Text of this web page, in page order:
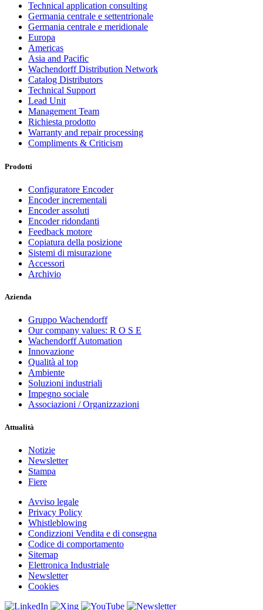
Technical application consulting
Germania centrale e settentrionale
Germania centrale e meridionale
Europa
Americas
Asia and Pacific
Wachendorff Distribution Network
Catalog Distributors
Technical Support
Lead Unit
Management Team
Richiesta prodotto
Warranty and repair processing
Compliments & Criticism
Prodotti
Configuratore Encoder
Encoder incrementali
Encoder assoluti
Encoder ridondanti
Feedback motore
Copiatura della posizione
Sistemi di misurazione
Accessori
Archivio
Azienda
Gruppo Wachendorff
Our company values: R O S E
Wachendorff Automation
Innovazione
Qualità al top
Ambiente
Soluzioni industriali
Impegno sociale
Associazioni / Organizzazioni
Attualità
Notizie
Newsletter
Stampa
Fiere
Avviso legale
Privacy Policy
Whistleblowing
Condizzioni Vendita e di consegna
Codice di comportamento
Sitemap
Elettronica Industriale
Newsletter
Cookies